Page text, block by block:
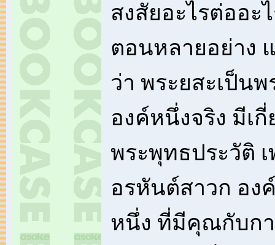
สงสัยอะไรต่ออะ
ตอนหลายอย่าง
ว่า พระยสะเป็น
องค์หนึ่งจริง มีเ
พระพุทธประวัติ
อรหันต์สาวก อง
หนึ่ง ที่มีคุณกับก